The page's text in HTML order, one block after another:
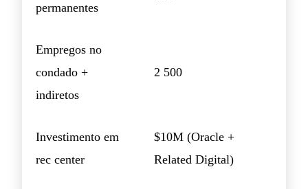
permanentes
Empregos no
condado +
indiretos
2 500
Investimento em
rec center
$10M (Oracle +
Related Digital)